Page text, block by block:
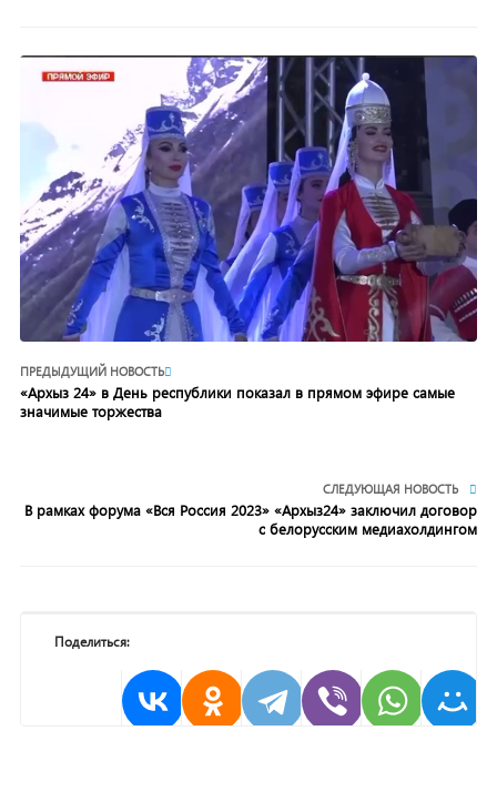
ПРЕДЫДУЩИЙ НОВОСТЬ
«Архыз 24» в День республики показал в прямом эфире самые
значимые торжества
СЛЕДУЮЩАЯ НОВОСТЬ
В рамках форума «Вся Россия 2023» «Архыз24» заключил договор
с белорусским медиахолдингом
Поделиться: